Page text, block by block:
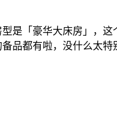
是「豪华大床房」，这
品都有啦，没什么太特